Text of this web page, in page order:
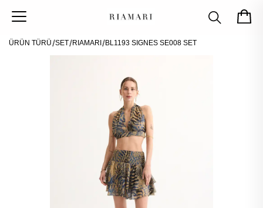
ÜRÜN TÜRÜ SET RIAMARI BL1193 SIGNES SE008 SET